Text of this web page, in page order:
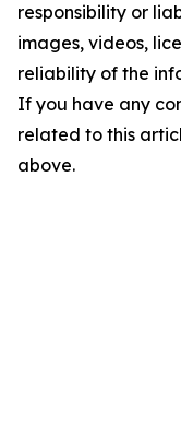
responsibility or
images, videos,
reliability of the
If you have any
related to this
above.